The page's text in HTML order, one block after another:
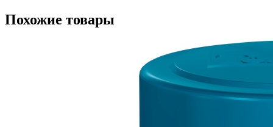
Похожие товары